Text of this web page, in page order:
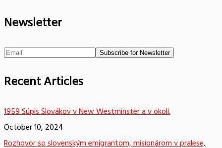
Newsletter
Recent Articles
1959 Súpis Slovákov v New Westminster a v okolí.
October 10, 2024
Rozhovor so slovenským emigrantom, misionárom v pralese,